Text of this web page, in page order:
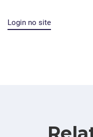
Login no site